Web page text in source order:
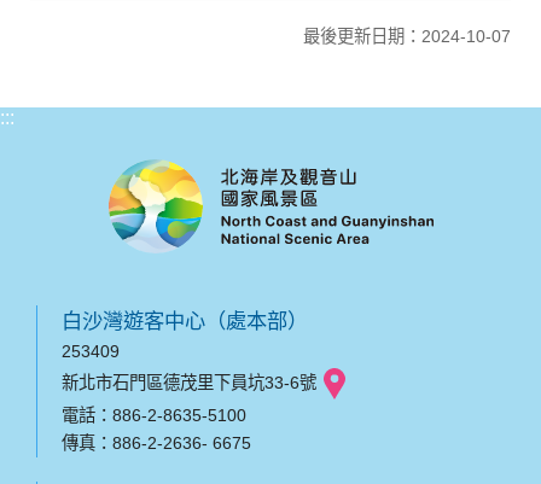
最後更新日期：2024-10-07
:::
白沙灣遊客中心（處本部）
253409
新北市石門區德茂里下員坑33-6號
電話：886-2-8635-5100
傳真：886-2-2636- 6675